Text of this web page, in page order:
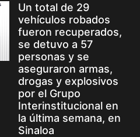
Un total de 29
vehículos robados
fueron recuperados,
se detuvo a 57
personas y se
aseguraron armas,
drogas y explosivos
por el Grupo
Interinstitucional en
la última semana, en
Sinaloa